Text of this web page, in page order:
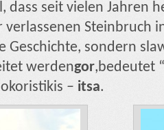
dass seit vielen Jahren
Steinbruch
Geschichte, sondern
werdengor,bedeutet
– itsa.